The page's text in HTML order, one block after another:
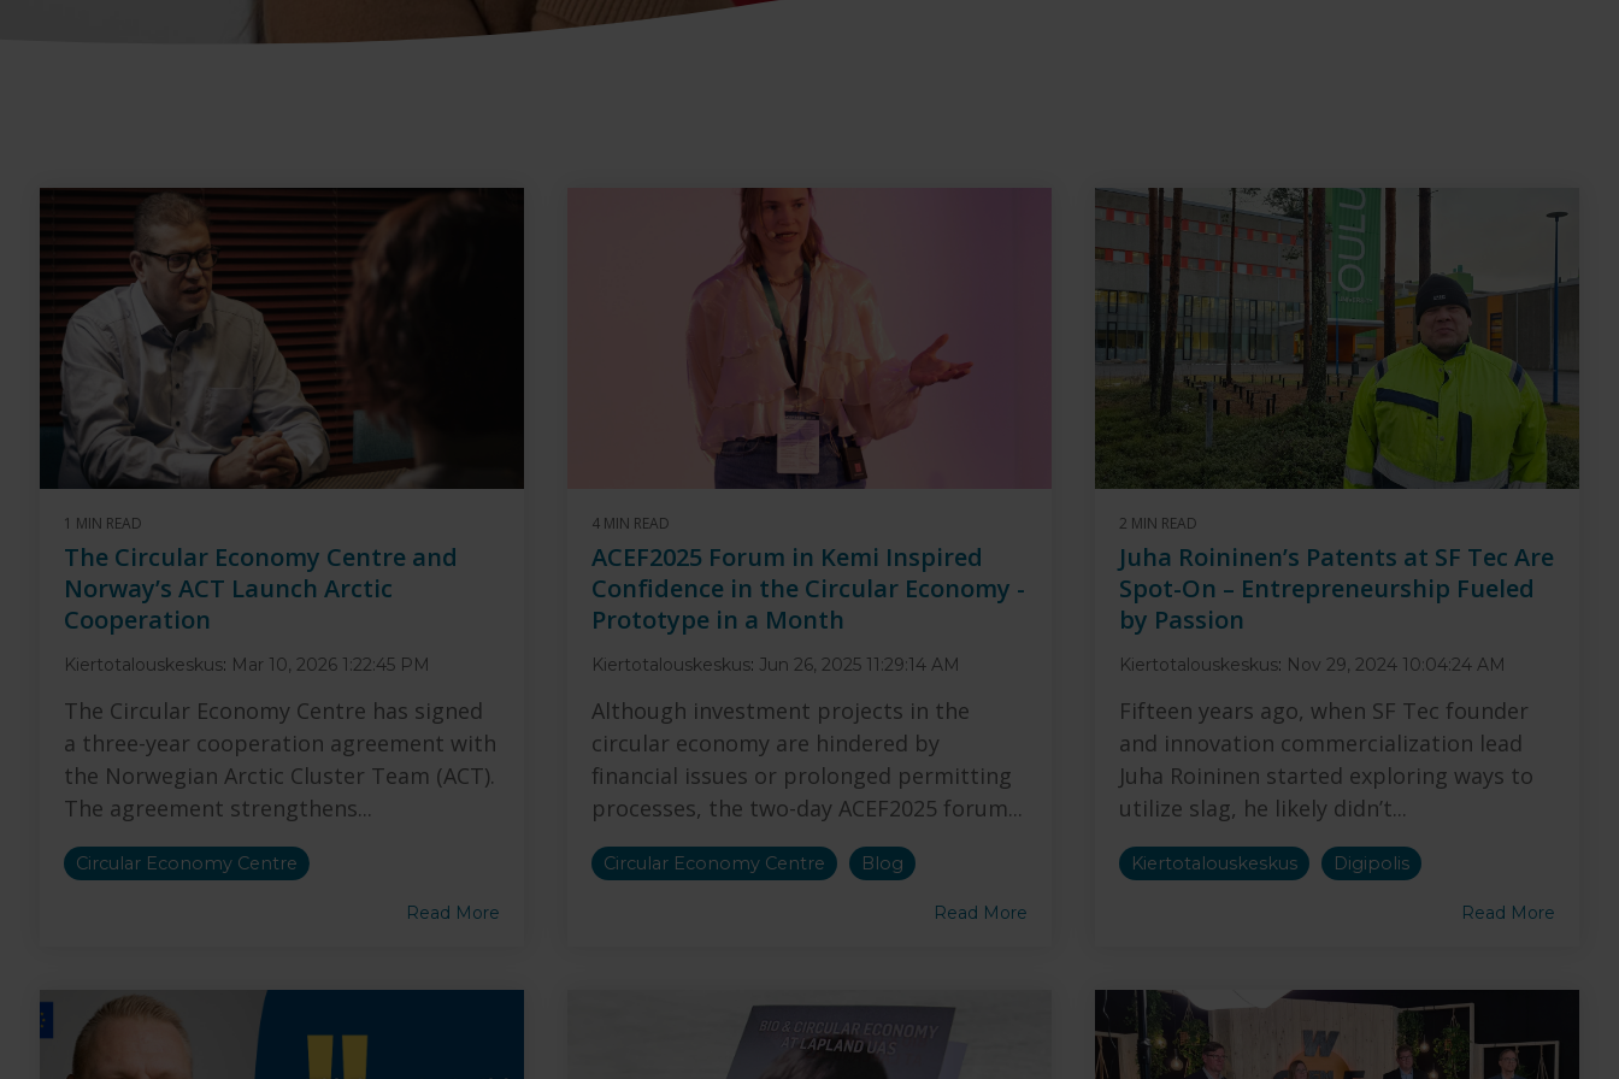
1 MIN READ
The Circular Economy Centre and
Norway’s ACT Launch Arctic
Cooperation
Kiertotalouskeskus: Mar 10, 2026 1:22:45 PM
The Circular Economy Centre has signed
a three-year cooperation agreement with
the Norwegian Arctic Cluster Team (ACT).
The agreement strengthens...
Circular Economy Centre
Read More
4 MIN READ
ACEF2025 Forum in Kemi Inspired
Confidence in the Circular Economy -
Prototype in a Month
Kiertotalouskeskus: Jun 26, 2025 11:29:14 AM
Although investment projects in the
circular economy are hindered by
financial issues or prolonged permitting
processes, the two-day ACEF2025 forum...
Circular Economy Centre Blog
Read More
2 MIN READ
Juha Roininen’s Patents at SF Tec Are
Spot-On – Entrepreneurship Fueled
by Passion
Kiertotalouskeskus: Nov 29, 2024 10:04:24 AM
Fifteen years ago, when SF Tec founder
and innovation commercialization lead
Juha Roininen started exploring ways to
utilize slag, he likely didn’t...
Kiertotalouskeskus Digipolis
Read More